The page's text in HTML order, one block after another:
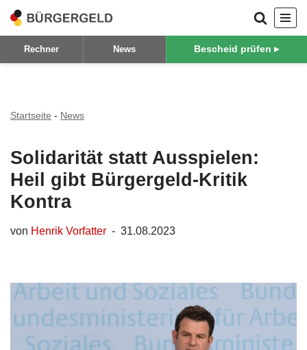
Zum
Inhalt
Rechner News Bescheid prüfen ▸
Startseite - News
Solidarität statt Ausspielen:
Heil gibt Bürgergeld-Kritik
Kontra
von Henrik Vorfatter 31.08.2023